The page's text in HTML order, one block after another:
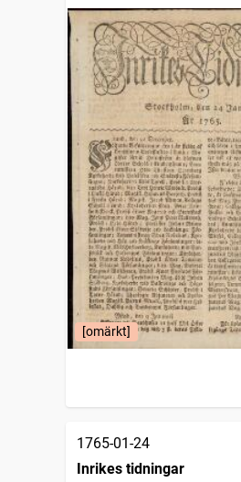
[omärkt]
1765-01-24
Inrikes tidningar